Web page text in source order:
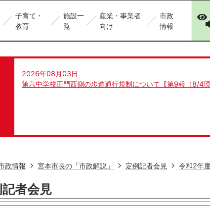
子育て・
教育
施設一
覧
産業・事業者
向け
市政
情報
2026年08月03日
第六中学校正門西側の歩道通行規制について【第9報（8/4現
政情報 宮本市長の「市政解説」 定例記者会見 令和2年
者会見